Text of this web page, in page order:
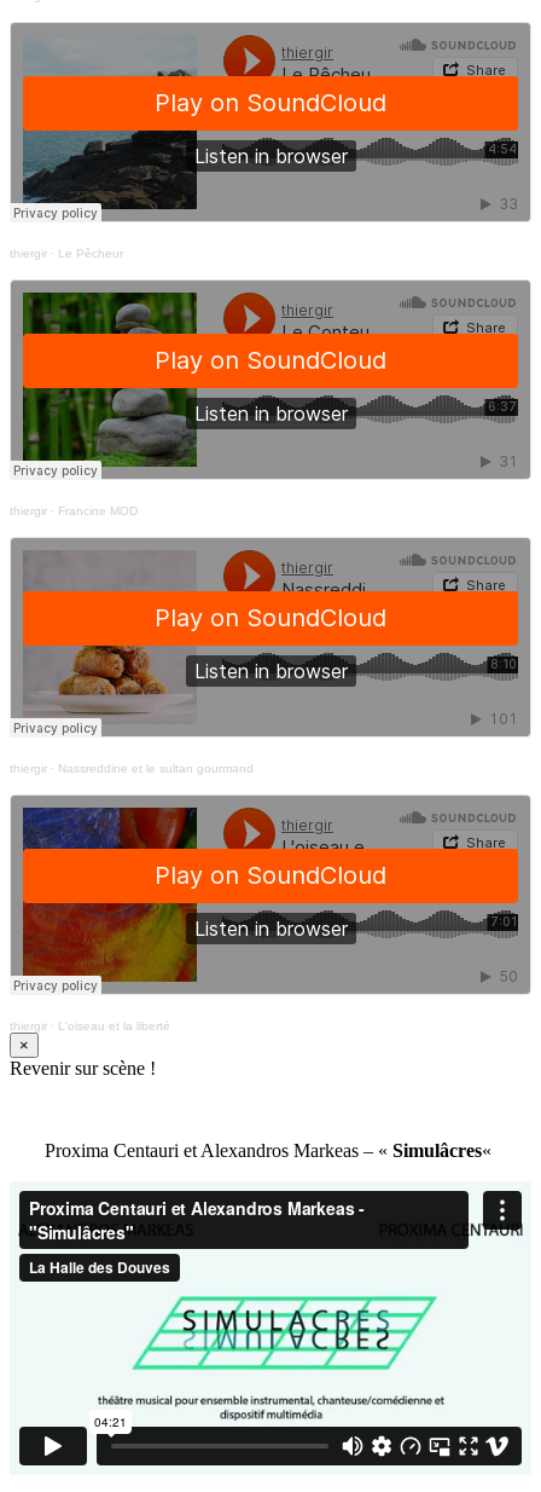
thiergir · Le Pêcheur
thiergir · Francine MOD
thiergir · Nassreddine et le sultan gourmand
thiergir · L'oiseau et la liberté
×
Revenir sur scène !
Proxima Centauri et Alexandros Markeas – « Simulâcres«